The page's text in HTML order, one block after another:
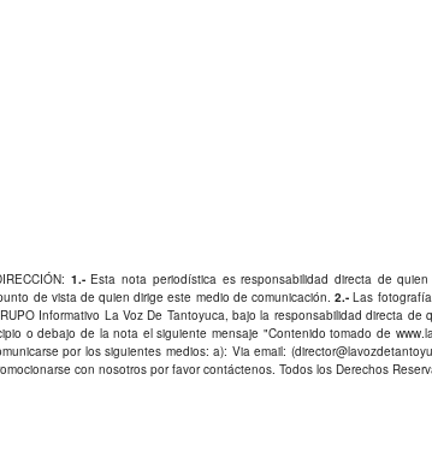
1.-
Esta nota periodística es responsabilidad directa de
de vista de quien dirige este medio de comunicación. 2.-
Las
Informativo La Voz De Tantoyuca, bajo la responsabilidad directa de
o debajo de la nota el siguiente mensaje "Contenido tomado de
por los siguientes medios: a): Via email: (
con nosotros por favor contáctenos . Todos los Derechos